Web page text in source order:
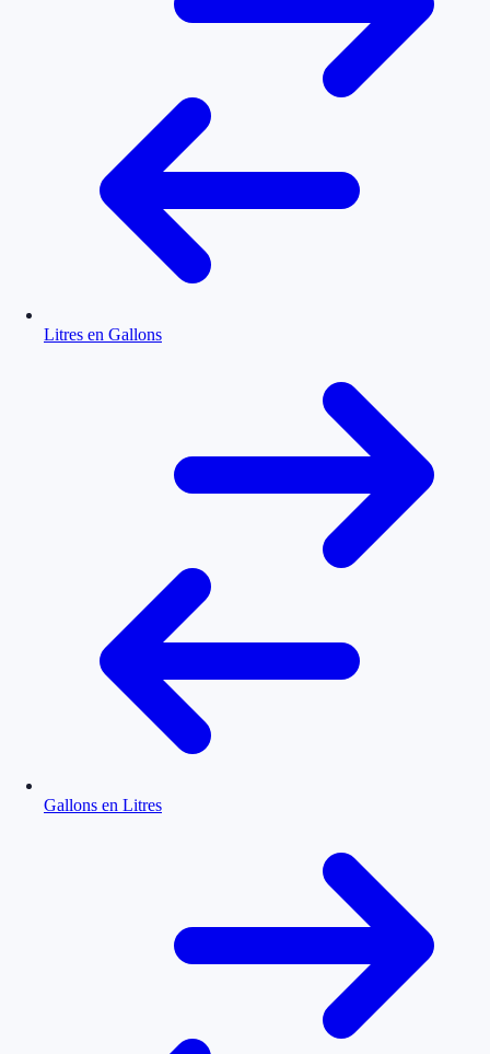
Litres en Gallons
Gallons en Litres